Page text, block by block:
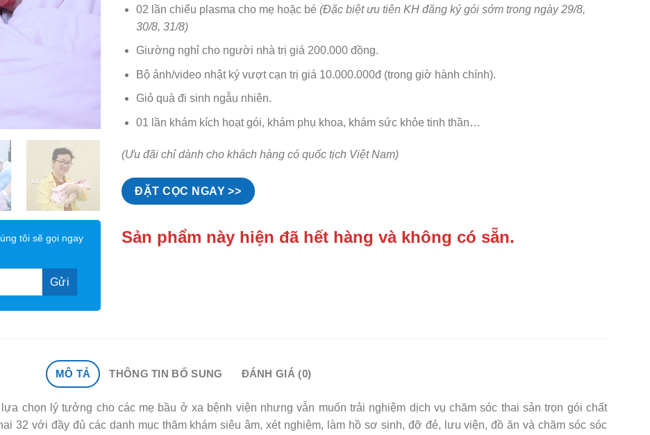
tôi sẽ gọi ngay
02 lần chiếu plasma cho mẹ hoặc bé (Đặc biệt ưu tiên KH đăng ký gói sớm trong ngày 29/8,
30/8, 31/8)
Giường nghỉ cho người nhà trị giá 200.000 đồng.
Bộ ảnh/video nhật ký vượt cạn trị giá 10.000.000đ (trong giờ hành chính).
Giỏ quà đi sinh ngẫu nhiên.
01 lần khám kích hoạt gói, khám phụ khoa, khám sức khỏe tinh thần…
(Ưu đãi chỉ dành cho khách hàng có quốc tịch Việt Nam)
ĐẶT CỌC NGAY >>
Sản phẩm này hiện đã hết hàng và không có sẵn.
MÔ TẢ THÔNG TIN BỔ SUNG ĐÁNH GIÁ (0)
chọn lý tưởng cho các mẹ bầu ở xa bệnh viện nhưng vẫn muốn trải nghiệm dịch vụ chăm sóc thai sản trọn gói chất
32 với đầy đủ các danh mục thăm khám siêu âm, xét nghiệm, làm hồ sơ sinh, đỡ đẻ, lưu viện, đồ ăn và chăm sóc sóc